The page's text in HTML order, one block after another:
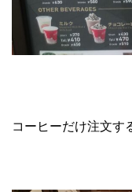
コーヒーだけ注文す